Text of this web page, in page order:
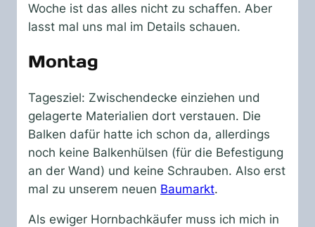
Woche ist das alles nicht zu schaffen. Aber
lasst mal uns mal im Details schauen.
Montag
Tagesziel: Zwischendecke einziehen und
gelagerte Materialien dort verstauen. Die
Balken dafür hatte ich schon da, allerdings
noch keine Balkenhülsen (für die Befestigung
an der Wand) und keine Schrauben. Also erst
mal zu unserem neuen Baumarkt.
Als ewiger Hornbachkäufer muss ich mich in